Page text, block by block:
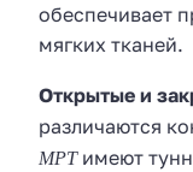
обеспечивает
мягких тканей.
Открытые и
различаются
МРТимеют